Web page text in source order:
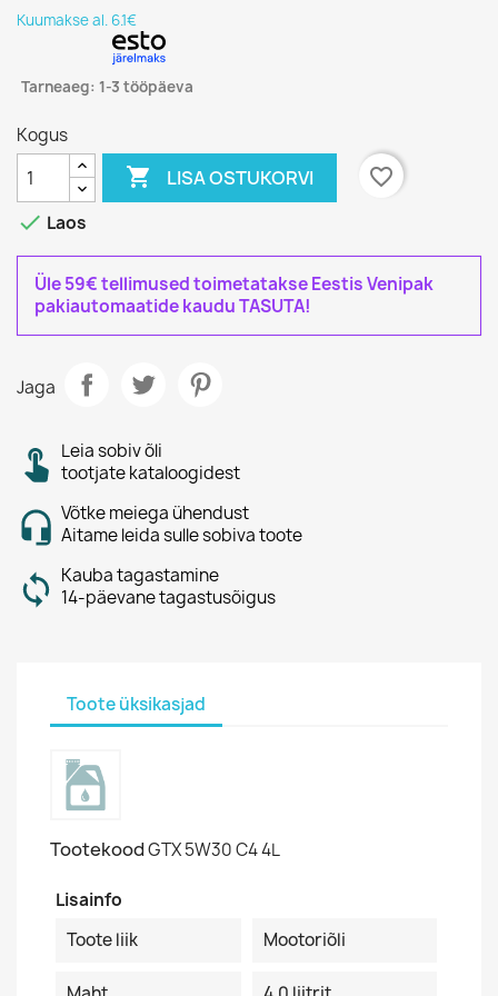
Kuumakse al. 6.1€
Tarneaeg: 1-3 tööpäeva
Kogus
 LISA OSTUKORVI
favorite_border
 Laos
Üle 59€ tellimused toimetatakse Eestis Venipak
pakiautomaatide kaudu TASUTA!
Jaga
Leia sobiv õli
tootjate kataloogidest
Võtke meiega ühendust
Aitame leida sulle sobiva toote
Kauba tagastamine
14-päevane tagastusõigus
Toote üksikasjad
TootekoodGTX 5W30 C4 4L
Lisainfo
Toote liik
Mootoriõli